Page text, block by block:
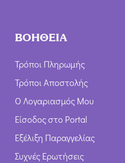
ΒΟΗΘΕΙΑ
Τρόποι Πληρωμής
Τρόποι Αποστολής
Ο Λογαριασμός Μου
Είσοδος στο Portal
Εξέλιξη Παραγγελίας
Συχνές Ερωτήσεις